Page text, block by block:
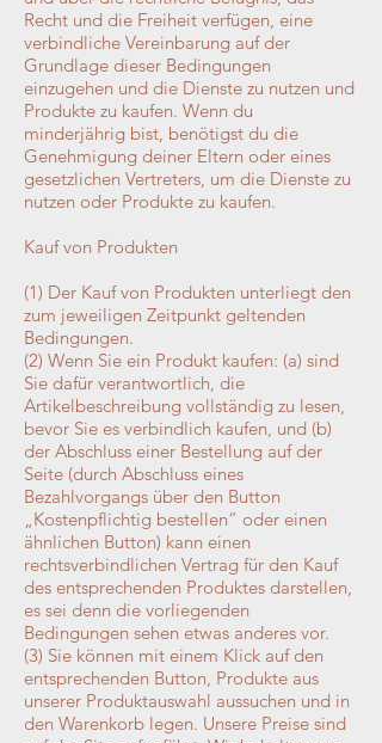
Recht und die Freiheit verfügen, eine
verbindliche Vereinbarung auf der
Grundlage dieser Bedingungen
einzugehen und die Dienste zu nutzen und
Produkte zu kaufen. Wenn du
minderjährig bist, benötigst du die
Genehmigung deiner Eltern oder eines
gesetzlichen Vertreters, um die Dienste zu
nutzen oder Produkte zu kaufen.
Kauf von Produkten
(1) Der Kauf von Produkten unterliegt den
zum jeweiligen Zeitpunkt geltenden
Bedingungen.
(2) Wenn Sie ein Produkt kaufen: (a) sind
Sie dafür verantwortlich, die
Artikelbeschreibung vollständig zu lesen,
bevor Sie es verbindlich kaufen, und (b)
der Abschluss einer Bestellung auf der
Seite (durch Abschluss eines
Bezahlvorgangs über den Button
„Kostenpflichtig bestellen“ oder einen
ähnlichen Button) kann einen
rechtsverbindlichen Vertrag für den Kauf
des entsprechenden Produktes darstellen,
es sei denn die vorliegenden
Bedingungen sehen etwas anderes vor.
(3) Sie können mit einem Klick auf den
entsprechenden Button, Produkte aus
unserer Produktauswahl aussuchen und in
den Warenkorb legen. Unsere Preise sind